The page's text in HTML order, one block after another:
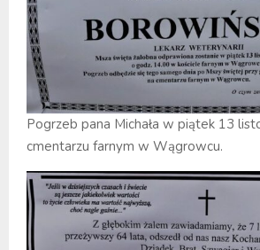
Pogrzeb pana Michała w piątek 13
cmentarzu farnym w Wągrowcu.